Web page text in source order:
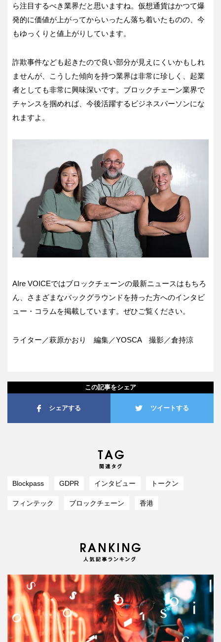
ら注目するべき業界だと思いますね。仮想通貨はかつて爆
発的に価値が上がってからいったん落ち着いたものの、今
もゆっくりと値上がりしています。
詐欺事件なども起きたので良い部分が見えにくいかもしれ
ませんが、こうした傾向を持つ業界は非常に珍しく、起業
者としても非常に興味深いです。ブロックチェーン業界で
チャンスを掴めれば、今後活躍するビジネスパーソンにな
れますよ。
AIre VOICEではブロックチェーンの最新ニュースはもちろ
ん、さまざまなバックグラウンドを持った方へのインタビ
ュー・コラムを掲載しています。ぜひご覧ください。
ライター／萩原かおり 編集／YOSCA撮影／倉持涼
この記事をシェア
シェアする ツイートする
Blockpass GDPR インタビュー トークン
フィンテック ブロックチェーン 香港